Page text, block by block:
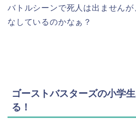
バトルシーンで死人は出ません
なしているのかなぁ？
ゴーストバスターズの小学
る！